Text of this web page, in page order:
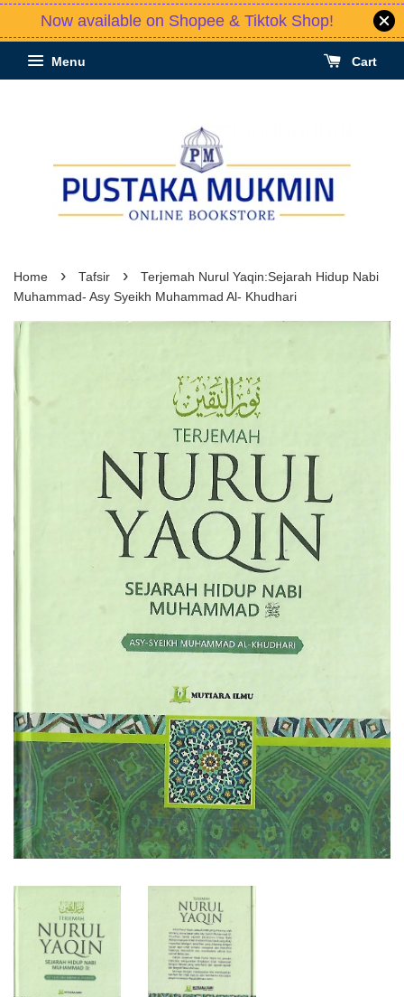
Now available on Shopee & Tiktok Shop!
Menu Cart
Home › Tafsir ›
Terjemah Nurul Yaqin:Sejarah Hidup Nabi
Muhammad- Asy Syeikh Muhammad Al- Khudhari